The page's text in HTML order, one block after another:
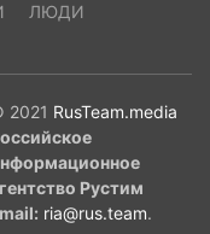
ЛЮДИ
2021 RusTeam.media
Рустим
ria@rus.team.